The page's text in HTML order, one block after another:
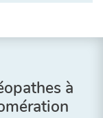
à